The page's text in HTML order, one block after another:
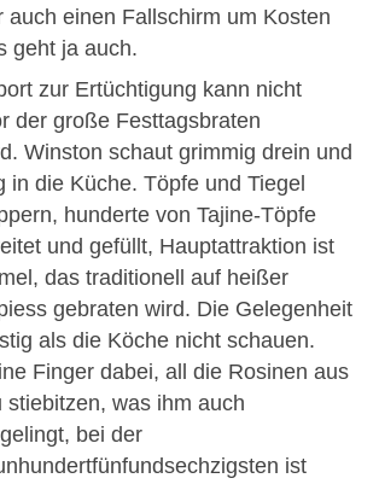
auch einen Fallschirm um Kosten
geht ja auch.
zur Ertüchtigung kann nicht
der große Festtagsbraten
Winston schaut grimmig drein und
in die Küche. Töpfe und Tiegel
hunderte von Tajine-Töpfe
und gefüllt, Hauptattraktion ist
das traditionell auf heißer
gebraten wird. Die Gelegenheit
als die Köche nicht schauen.
Finger dabei, all die Rosinen aus
stiebitzen, was ihm auch
bei der
ist